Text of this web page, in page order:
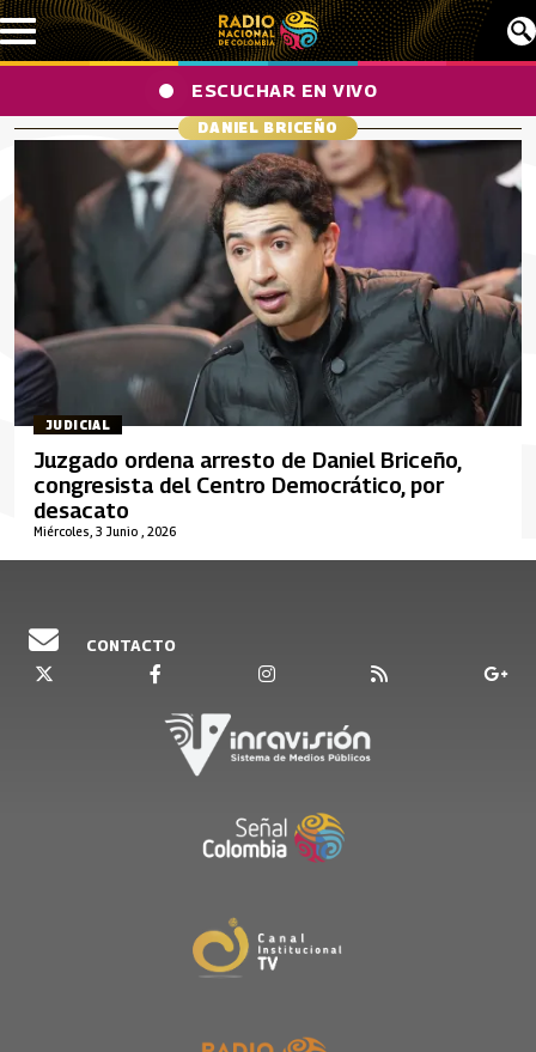
Pasar al contenido principal
ESCUCHAR EN VIVO
DANIEL BRICEÑO
JUDICIAL
Miércoles, 3 Junio , 2026
Juzgado ordena arresto de Daniel Briceño,
congresista del Centro Democrático, por
desacato
CONTACTO